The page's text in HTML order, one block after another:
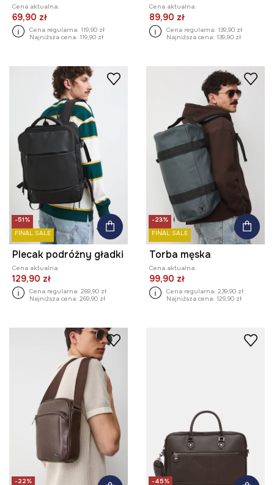
Cena aktualna:
69,90 zł
Cena regularna: 119,90 zł
Najniższa cena: 119,90 zł
Cena aktualna:
89,90 zł
Cena regularna: 139,90 zł
Najniższa cena: 139,90 zł
-51%
FINAL SALE
Plecak podróżny gładki
Cena aktualna:
129,90 zł
Cena regularna: 269,90 zł
Najniższa cena: 269,90 zł
-23%
FINAL SALE
Torba męska
Cena aktualna:
99,90 zł
Cena regularna: 239,90 zł
Najniższa cena: 129,90 zł
-22% -45%